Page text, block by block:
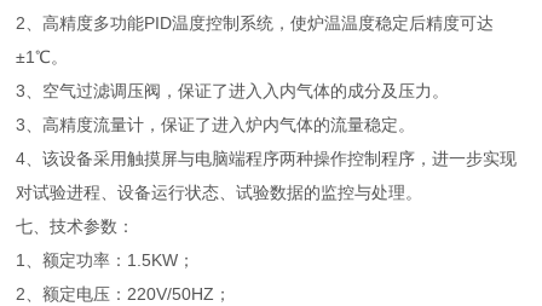
2、高精度多功能PID温度控制系统，使炉温温度稳定后精度可达
±1℃。
3、空气过滤调压阀，保证了进入入内气体的成分及压力。
3、高精度流量计，保证了进入炉内气体的流量稳定。
4、该设备采用触摸屏与电脑端程序两种操作控制程序，进一步实现
对试验进程、设备运行状态、试验数据的监控与处理。
七、技术参数：
1、额定功率：1.5KW；
2、额定电压：220V/50HZ；